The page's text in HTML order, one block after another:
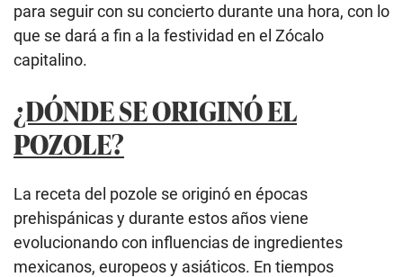
para seguir con su concierto durante una hora, con lo
que se dará a fin a la festividad en el Zócalo
capitalino.
¿DÓNDE SE ORIGINÓ EL
POZOLE?
La receta del pozole se originó en épocas
prehispánicas y durante estos años viene
evolucionando con influencias de ingredientes
mexicanos, europeos y asiáticos. En tiempos